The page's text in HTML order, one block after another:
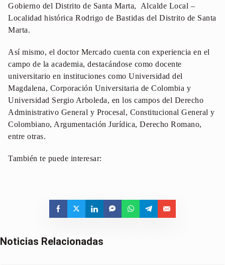
Gobierno del Distrito de Santa Marta, Alcalde Local –
Localidad histórica Rodrigo de Bastidas del Distrito de Santa
Marta.
Así mismo, el doctor Mercado cuenta con experiencia en el
campo de la academia, destacándose como docente
universitario en instituciones como Universidad del
Magdalena, Corporación Universitaria de Colombia y
Universidad Sergio Arboleda, en los campos del Derecho
Administrativo General y Procesal, Constitucional General y
Colombiano, Argumentación Jurídica, Derecho Romano,
entre otras.
También te puede interesar:
Noticias Relacionadas